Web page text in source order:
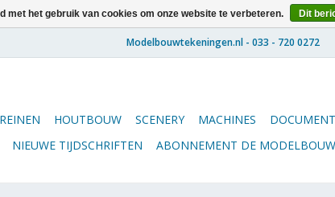
HOUTBOUW SCENERY MACHINES
NIEUWE TIJDSCHRIFTEN ABONNEMENT DE
met het gebruik van cookies om onze website te verbeteren. Dit